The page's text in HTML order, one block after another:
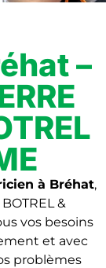
–
à Bréhat,
&
vos besoins
et avec
problèmes